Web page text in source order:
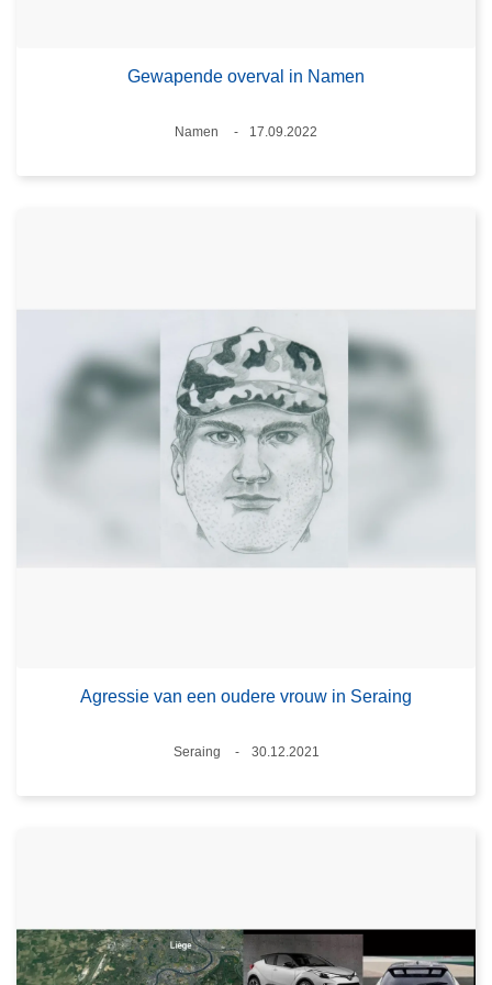
Gewapende overval in Namen
Plaats
Namen
17.09.2022
Agressie van een oudere vrouw in Seraing
Plaats
Seraing
30.12.2021